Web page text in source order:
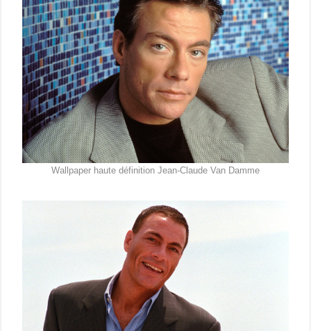
Wallpaper haute définition Jean-Claude Van Damme